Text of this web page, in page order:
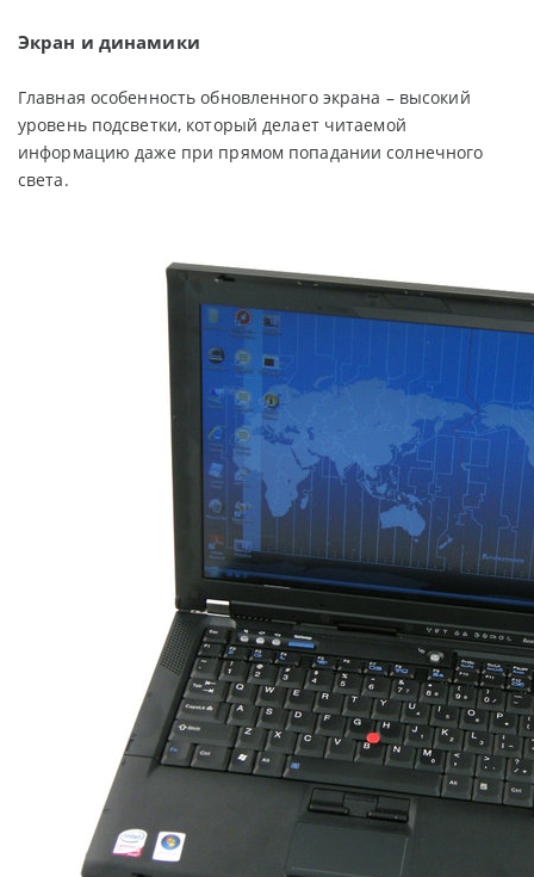
Экран и динамики
Главная особенность обновленного экрана – высокий
уровень подсветки, который делает читаемой
информацию даже при прямом попадании солнечного
света.